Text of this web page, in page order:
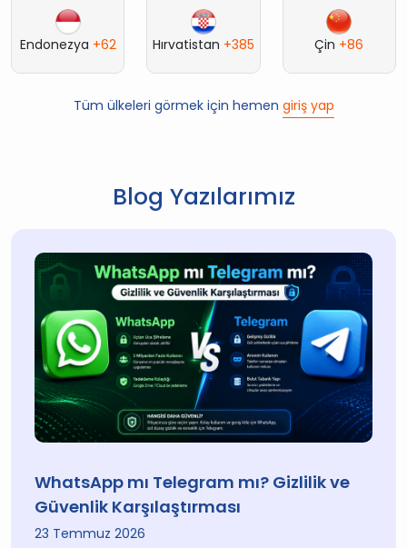
Endonezya +62 Hırvatistan +385 Çin +86
Tüm ülkeleri görmek için hemen giriş yap
Blog Yazılarımız
WhatsApp mı Telegram mı? Gizlilik ve
Güvenlik Karşılaştırması
23 Temmuz 2026